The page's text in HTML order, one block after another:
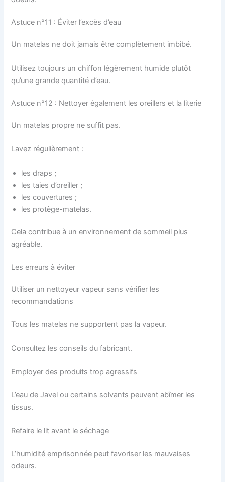
Astuce n°11 : Éviter l’excès d’eau
Un matelas ne doit jamais être complètement imbibé.
Utilisez toujours un chiffon légèrement humide plutôt
qu’une grande quantité d’eau.
Astuce n°12 : Nettoyer également les oreillers et la literie
Un matelas propre ne suffit pas.
Lavez régulièrement :
les draps ;
les taies d’oreiller ;
les couvertures ;
les protège-matelas.
Cela contribue à un environnement de sommeil plus
agréable.
Les erreurs à éviter
Utiliser un nettoyeur vapeur sans vérifier les
recommandations
Tous les matelas ne supportent pas la vapeur.
Consultez les conseils du fabricant.
Employer des produits trop agressifs
L’eau de Javel ou certains solvants peuvent abîmer les
tissus.
Refaire le lit avant le séchage
L’humidité emprisonnée peut favoriser les mauvaises
odeurs.